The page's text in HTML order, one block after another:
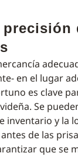
precisión
en el lugar
es clave
Se
inventario y la
de las
que se